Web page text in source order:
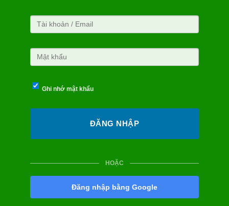
Ghi nhớ mật khẩu
HOẶC
Đăng nhập bằng Google